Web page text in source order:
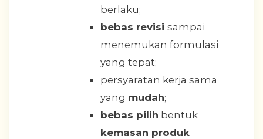
berlaku;
bebas revisi sampai
menemukan formulasi
yang tepat;
persyaratan kerja sama
yang mudah;
bebas pilih bentuk
kemasan produk